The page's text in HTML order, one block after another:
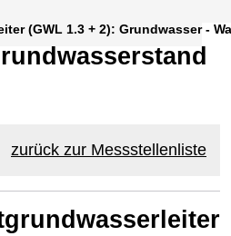
(GWL 1.3 + 2): Grundwasser -
zurück zur Messstellenliste